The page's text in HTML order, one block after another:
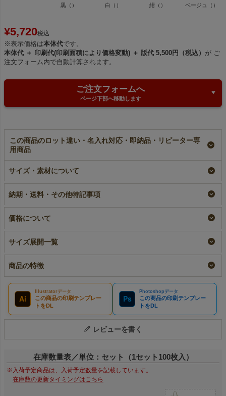
黒（） 白（） 紺（） ベージュ（）
¥5,720税込
※表示価格は本体代です。
本体代 ＋ 印刷代(印刷面積により価格変動) ＋ 版代 5,500円（税込） が ご
注文フォーム内で自動計算されます。
ご注文フォームへ
ページ下部へ移動します
この商品のロット違い・名入れ対応・即納品・リピーター専
用商品
き ふつう《75g》
小ロット
｜100枚入
リピーター専用名入れ
¥5,720税込
《75g》 持ち手付き
サイズ・素材について
納期・送料・その他特記事項
価格について
サイズ展開一覧
商品の特徴
Ai
Illustratorデータ
この商品の印刷テンプレー
トをDL
Ps
Photoshopデータ
この商品の印刷テンプレー
トをDL
レビューを書く
在庫数量表／単位：セット（1セット100枚入）
※入荷予定商品は、入荷予定数量を記載しています。
在庫数の更新タイミングはこちら